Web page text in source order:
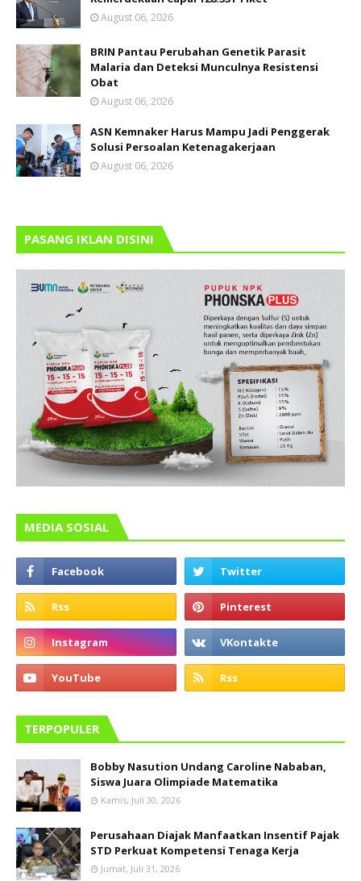
August 06, 2026
BRIN Pantau Perubahan Genetik Parasit
Malaria dan Deteksi Munculnya Resistensi
Obat
August 06, 2026
ASN Kemnaker Harus Mampu Jadi Penggerak
Solusi Persoalan Ketenagakerjaan
August 06, 2026
PASANG IKLAN DISINI
MEDIA SOSIAL
TERPOPULER
Bobby Nasution Undang Caroline Nababan,
Siswa Juara Olimpiade Matematika
Kamis, Juli 30, 2026
Perusahaan Diajak Manfaatkan Insentif Pajak
STD Perkuat Kompetensi Tenaga Kerja
Jumat, Juli 31, 2026